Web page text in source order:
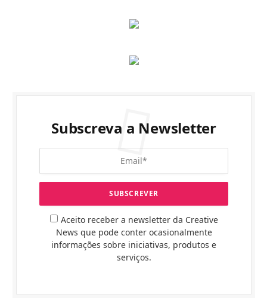
Subscreva a Newsletter
Aceito receber a newsletter da Creative
News que pode conter ocasionalmente
informações sobre iniciativas, produtos e
serviços.